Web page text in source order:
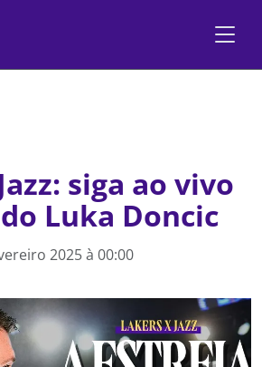
siga ao vivo
Luka Doncic
2025 à 00:00